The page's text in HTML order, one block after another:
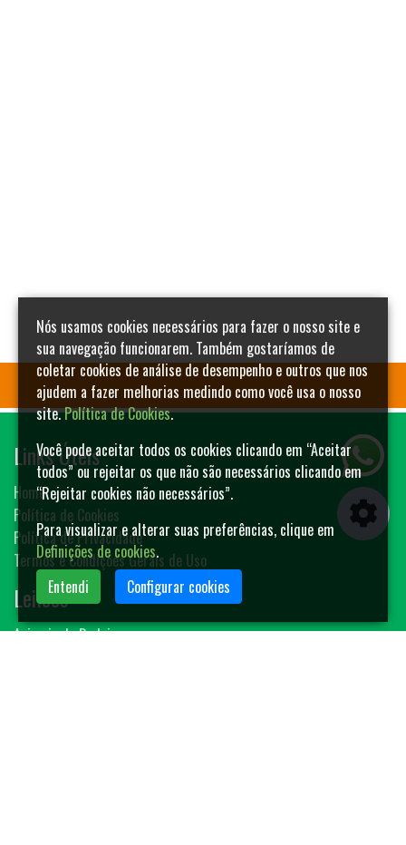
Links Úteis
Home
Política de Cookies
Política de Privacidade
Termos e Condições Gerais de Uso
Leilões
Animais de Rodeio
Nós usamos cookies necessários para fazer o nosso site e
sua navegação funcionarem. Também gostaríamos de
coletar cookies de análise de desempenho e outros que nos
ajudem a fazer melhorias medindo como você usa o nosso
site.Política de Cookies.
Você pode aceitar todos os cookies clicando em “Aceitar
todos” ou rejeitar os que não são necessários clicando em
“Rejeitar cookies não necessários”.
Para visualizar e alterar suas preferências, clique em
Definições de cookies.
Entendi
Configurar cookies